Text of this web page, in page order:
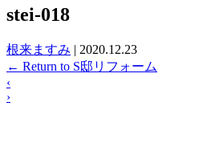
stei-018
根来ますみ | 2020.12.23
← Return to S邸リフォーム
‹
›